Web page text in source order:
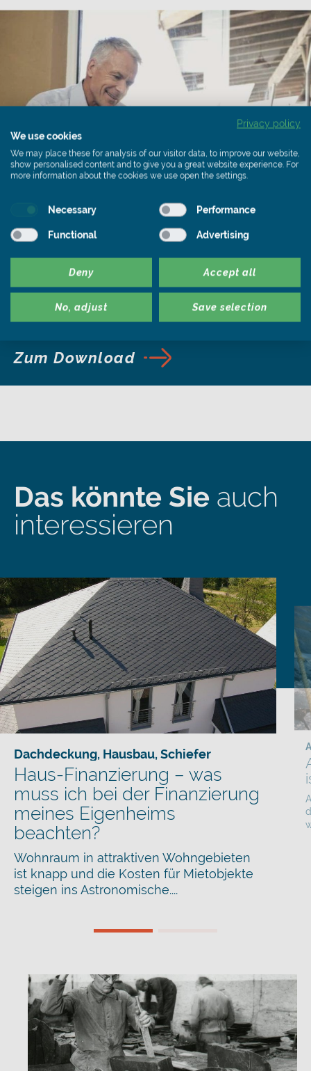
Fordern Sie jetzt dieses und viele
weitere unserer exklusiven E-
Books an.
Zum Download
Das könnte Sie auch
interessieren
Dachdeckung, Hausbau,Schiefer
Haus-Finanzierung – was
muss ich bei der Finanzierung
meines Eigenheims
beachten?
Wohnraum in attraktiven Wohngebieten
ist knapp und die Kosten für Mietobjekte
steigen ins Astronomische....
Privacy policy
We use cookies
We may place these for analysis of our visitor data, to improve our website,
show personalised content and to give you a great website experience. For
more information about the cookies we use open the settings.
Necessary Performance
Functional Advertising
Deny Accept all
No, adjust Save selection